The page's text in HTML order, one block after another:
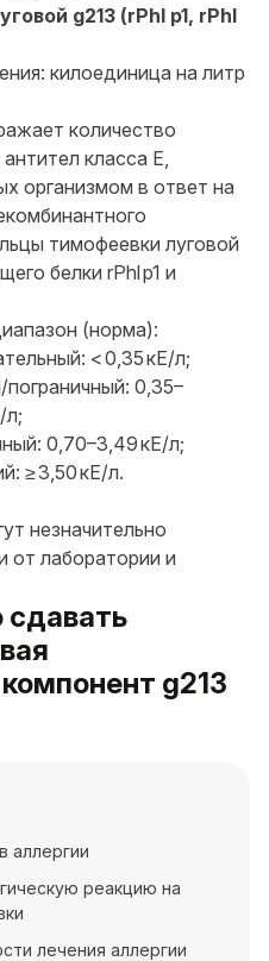
g213 (rPhl p1, rPhl
килоединица на литр
количество
класса E,
организмом в ответ на
тимофеевки луговой
белки rPhl p1 и
(норма):
< 0,35 кЕ/л;
пограничный: 0,35–
л;
0,70–3,49 кЕ/л;
≥ 3,50 кЕ/л.
незначительно
от лаборатории и
сдавать
g213
аллергии
реакцию на
лечения аллергии